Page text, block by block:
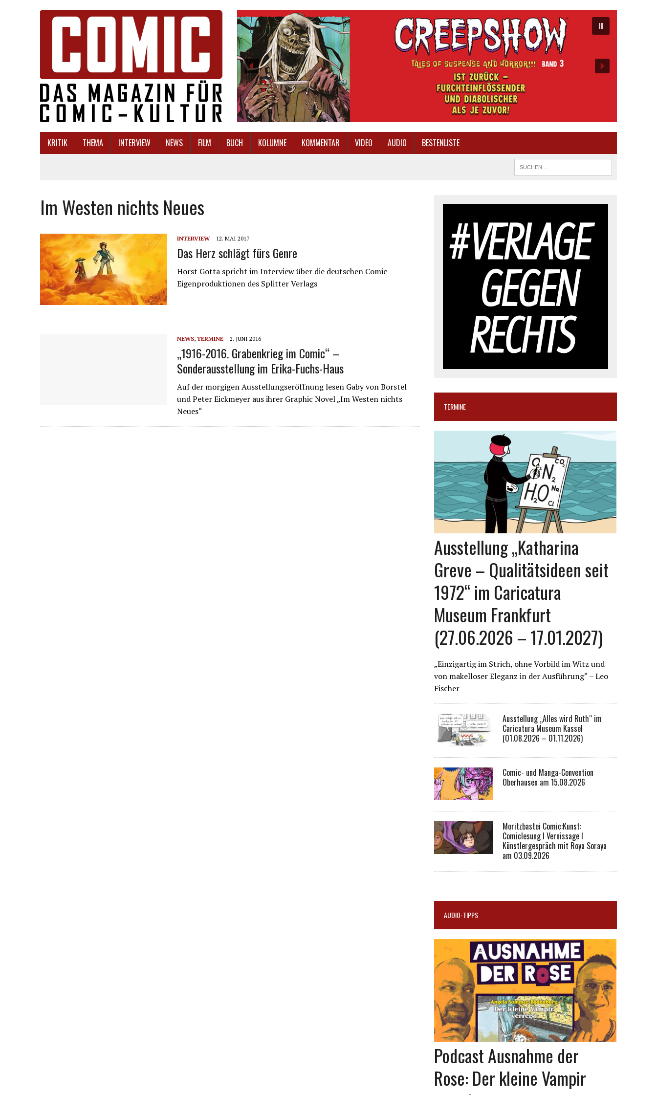
KRITIK THEMA INTERVIEW NEWS FILM BUCH KOLUMNE KOMMENTAR VIDEO AUDIO BESTENLISTE
Im Westen nichts Neues
INTERVIEW 12. MAI 2017
Das Herz schlägt fürs Genre
Horst Gotta spricht im Interview über die deutschen Comic-
Eigenproduktionen des Splitter Verlags
NEWS, TERMINE 2. JUNI 2016
„1916-2016. Grabenkrieg im Comic“ –
Sonderausstellung im Erika-Fuchs-Haus
Auf der morgigen Ausstellungseröffnung lesen Gaby von Borstel
und Peter Eickmeyer aus ihrer Graphic Novel „Im Westen nichts
Neues“
TERMINE
Ausstellung „Katharina
Greve – Qualitätsideen seit
1972“ im Caricatura
Museum Frankfurt
(27.06.2026 – 17.01.2027)
„Einzigartig im Strich, ohne Vorbild im Witz und
von makelloser Eleganz in der Ausführung“ – Leo
Fischer
Ausstellung „Alles wird Ruth“ im
Caricatura Museum Kassel
(01.08.2026 – 01.11.2026)
Comic- und Manga-Convention
Oberhausen am 15.08.2026
Moritzbastei Comic:Kunst:
Comiclesung I Vernissage I
Künstlergespräch mit Roya Soraya
am 03.09.2026
AUDIO-TIPPS
Podcast Ausnahme der
Rose: Der kleine Vampir